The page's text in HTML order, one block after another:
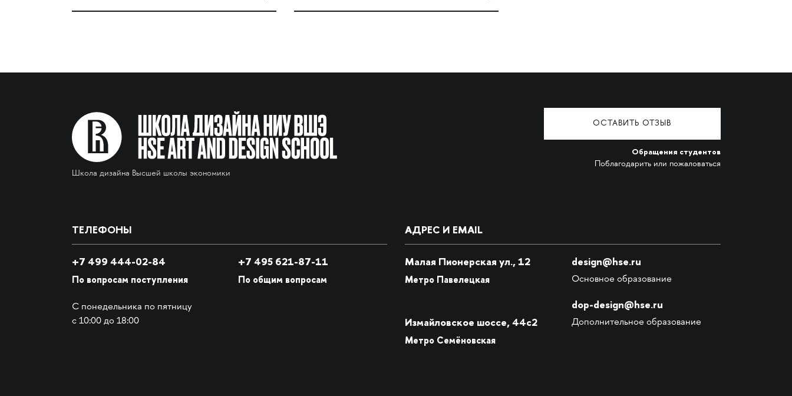
Школа дизайна Высшей школы экономики
ОСТАВИТЬ ОТЗЫВ
Обращения студентов
Поблагодарить или пожаловаться
ТЕЛЕФОНЫ
+7 499 444-02-84
По вопросам поступления
С понедельника по пятницу
с 10:00 до 18:00
+7 495 621-87-11
По общим вопросам
АДРЕС И EMAIL
Малая Пионерская ул., 12
Метро Павелецкая
Измайловское шоссе, 44с2
Метро Семёновская
design@hse.ru
Основное образование
dop-design@hse.ru
Дополнительное образование